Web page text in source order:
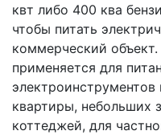
квт либо 400 ква
чтобы питать
коммерческий объект.
применяется для
квартиры, небольших
коттеджей, для